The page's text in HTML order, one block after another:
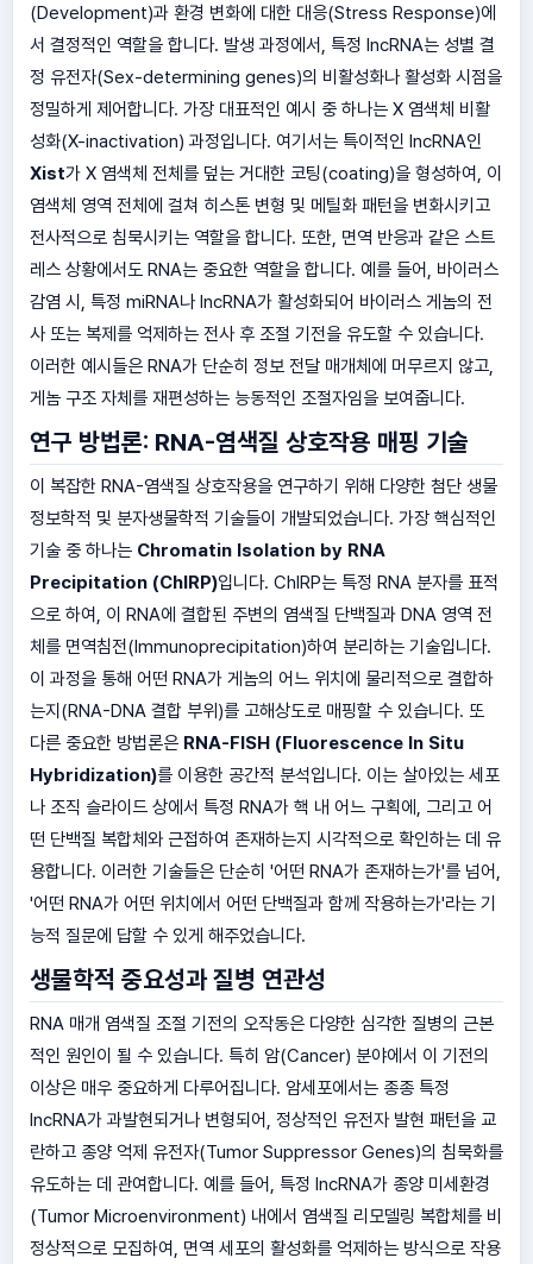
(Development)과 환경 변화에 대한 대응(Stress Response)에
서 결정적인 역할을 합니다. 발생 과정에서, 특정 lncRNA는 성별 결
정 유전자(Sex-determining genes)의 비활성화나 활성화 시점을
정밀하게 제어합니다. 가장 대표적인 예시 중 하나는 X 염색체 비활
성화(X-inactivation) 과정입니다. 여기서는 특이적인 lncRNA인
Xist가 X 염색체 전체를 덮는 거대한 코팅(coating)을 형성하여, 이
염색체 영역 전체에 걸쳐 히스톤 변형 및 메틸화 패턴을 변화시키고
전사적으로 침묵시키는 역할을 합니다. 또한, 면역 반응과 같은 스트
레스 상황에서도 RNA는 중요한 역할을 합니다. 예를 들어, 바이러스
감염 시, 특정 miRNA나 lncRNA가 활성화되어 바이러스 게놈의 전
사 또는 복제를 억제하는 전사 후 조절 기전을 유도할 수 있습니다.
이러한 예시들은 RNA가 단순히 정보 전달 매개체에 머무르지 않고,
게놈 구조 자체를 재편성하는 능동적인 조절자임을 보여줍니다.
연구 방법론: RNA-염색질 상호작용 매핑 기술
이 복잡한 RNA-염색질 상호작용을 연구하기 위해 다양한 첨단 생물
정보학적 및 분자생물학적 기술들이 개발되었습니다. 가장 핵심적인
기술 중 하나는 Chromatin Isolation by RNA
Precipitation (ChIRP)입니다. ChIRP는 특정 RNA 분자를 표적
으로 하여, 이 RNA에 결합된 주변의 염색질 단백질과 DNA 영역 전
체를 면역침전(Immunoprecipitation)하여 분리하는 기술입니다.
이 과정을 통해 어떤 RNA가 게놈의 어느 위치에 물리적으로 결합하
는지(RNA-DNA 결합 부위)를 고해상도로 매핑할 수 있습니다. 또
다른 중요한 방법론은 RNA-FISH (Fluorescence In Situ
Hybridization)를 이용한 공간적 분석입니다. 이는 살아있는 세포
나 조직 슬라이드 상에서 특정 RNA가 핵 내 어느 구획에, 그리고 어
떤 단백질 복합체와 근접하여 존재하는지 시각적으로 확인하는 데 유
용합니다. 이러한 기술들은 단순히 '어떤 RNA가 존재하는가'를 넘어,
'어떤 RNA가 어떤 위치에서 어떤 단백질과 함께 작용하는가'라는 기
능적 질문에 답할 수 있게 해주었습니다.
생물학적 중요성과 질병 연관성
RNA 매개 염색질 조절 기전의 오작동은 다양한 심각한 질병의 근본
적인 원인이 될 수 있습니다. 특히 암(Cancer) 분야에서 이 기전의
이상은 매우 중요하게 다루어집니다. 암세포에서는 종종 특정
lncRNA가 과발현되거나 변형되어, 정상적인 유전자 발현 패턴을 교
란하고 종양 억제 유전자(Tumor Suppressor Genes)의 침묵화를
유도하는 데 관여합니다. 예를 들어, 특정 lncRNA가 종양 미세환경
(Tumor Microenvironment) 내에서 염색질 리모델링 복합체를 비
정상적으로 모집하여, 면역 세포의 활성화를 억제하는 방식으로 작용